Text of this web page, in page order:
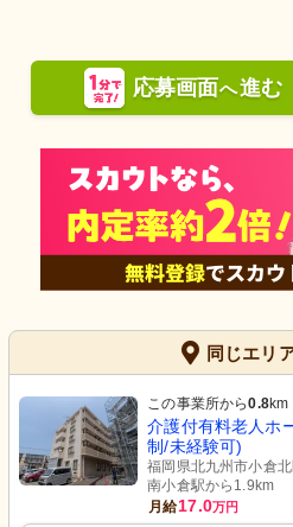
応募画面へ進む
同じエリ
この事業所から0.8km
介護付有料老人ホ
制/未経験可)
福岡県北九州市小倉
南小倉駅から1.9km
月給17.0万円